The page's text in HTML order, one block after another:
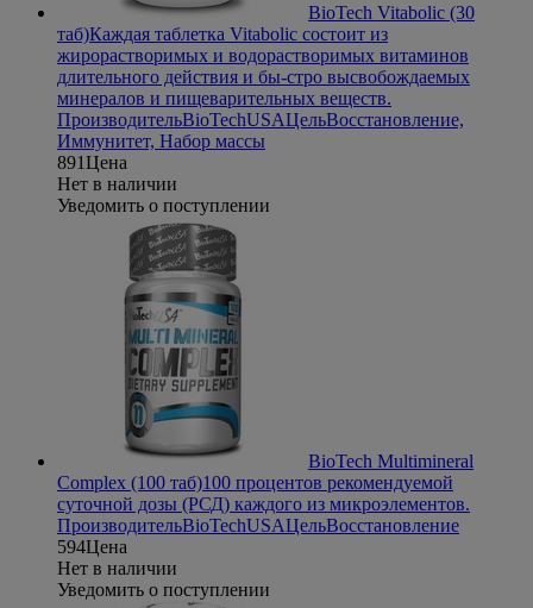
BioTech Vitabolic (30
таб)Каждая таблетка Vitabolic состоит из
жирорастворимых и водорастворимых витаминов
длительного действия и бы-стро высвобождаемых
минералов и пищеварительных веществ.
ПроизводительBioTechUSAЦельВосстановление,
Иммунитет, Набор массы
891Цена
Нет в наличии
Уведомить о поступлении
BioTech Multimineral
Complex (100 таб)100 процентов рекомендуемой
суточной дозы (РСД) каждого из микроэлементов.
ПроизводительBioTechUSAЦельВосстановление
594Цена
Нет в наличии
Уведомить о поступлении